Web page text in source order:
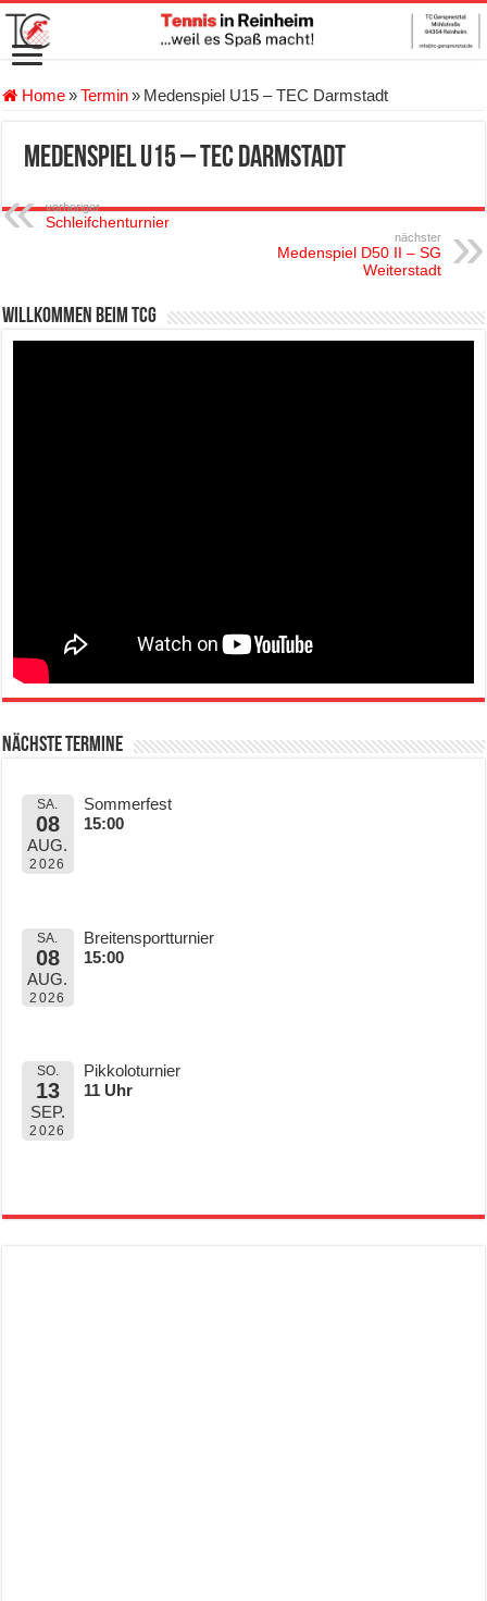
Home»Termin» Medenspiel U15 – TEC Darmstadt
Medenspiel U15 – TEC Darmstadt
vorheriger
Schleifchenturnier
nächster
Medenspiel D50 II – SG
Weiterstadt
Willkommen beim TCG
Nächste Termine
SA.
08
AUG.
2026
Sommerfest
15:00
SA.
08
AUG.
2026
Breitensportturnier
15:00
SO.
13
SEP.
2026
Pikkoloturnier
11 Uhr